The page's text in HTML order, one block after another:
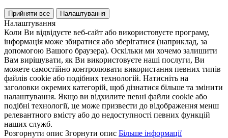
Прийняти все Налаштування
Налаштування
Коли Ви відвідуєте веб-сайт або використовуєте програму,
інформація може збиратися або зберігатися (наприклад, за
допомогою Вашого браузера). Оскільки ми хочемо залишити
Вам вирішувати, як Ви використовуєте наші послуги, Ви
можете самостійно контролювати використання певних типів
файлів cookie або подібних технологій. Натисніть на
заголовки окремих категорій, щоб дізнатися більше та змінити
налаштування. Якщо ви відхилите певні файли cookie або
подібні технології, це може призвести до відображення менш
релевантного вмісту або до недоступності певних функцій
наших служб.
Розгорнути опис Згорнути опис Більше інформації